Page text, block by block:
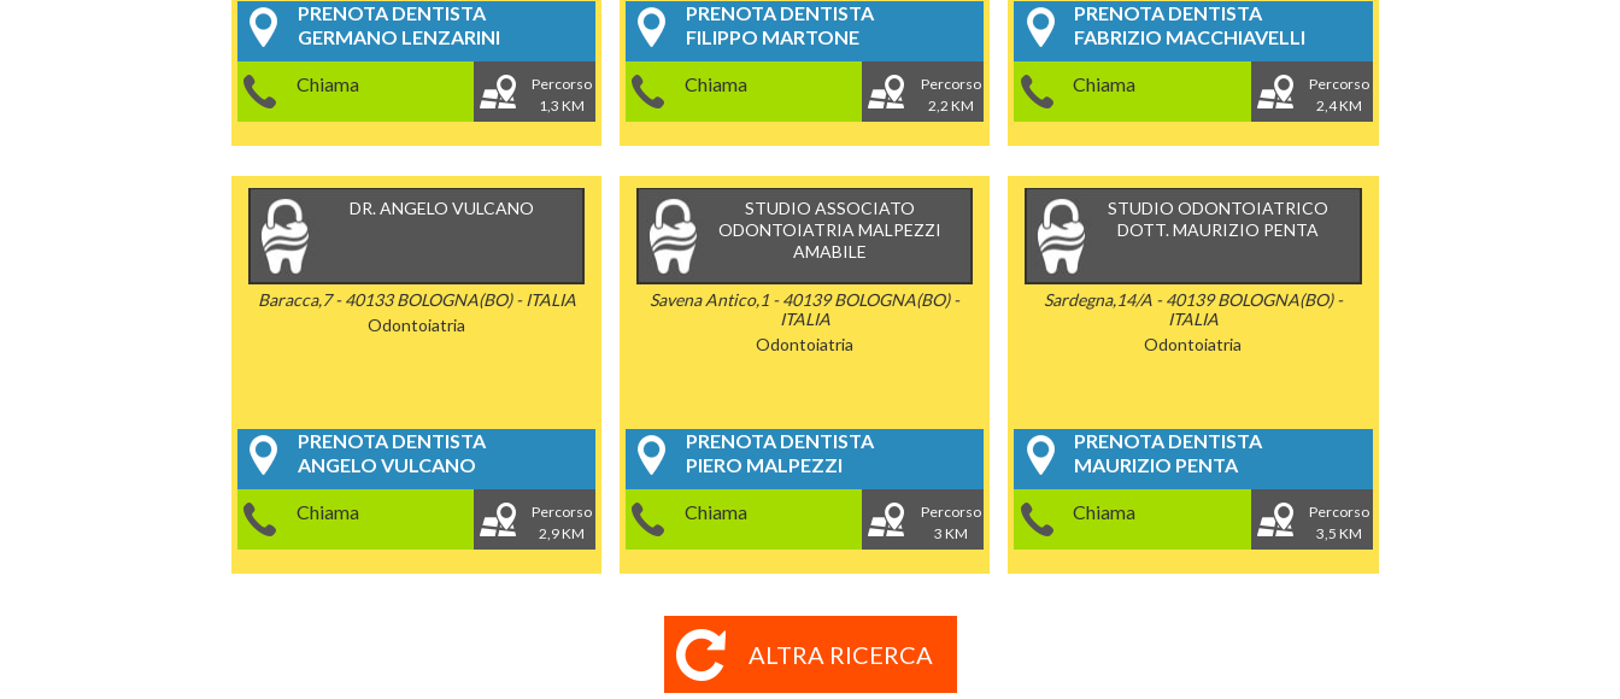
PRENOTA DENTISTA
GERMANO LENZARINI
Chiama
Percorso
1,3 KM
PRENOTA DENTISTA
FILIPPO MARTONE
Chiama
Percorso
2,2 KM
PRENOTA DENTISTA
FABRIZIO MACCHIAVELLI
Chiama
Percorso
2,4 KM
DR. ANGELO VULCANO
Baracca,7 - 40133 BOLOGNA(BO) - ITALIA
Odontoiatria
PRENOTA DENTISTA
ANGELO VULCANO
Chiama
Percorso
2,9 KM
STUDIO ASSOCIATO
ODONTOIATRIA MALPEZZI
AMABILE
Savena Antico,1 - 40139 BOLOGNA(BO) -
ITALIA
Odontoiatria
PRENOTA DENTISTA
PIERO MALPEZZI
Chiama
Percorso
3 KM
STUDIO ODONTOIATRICO
DOTT. MAURIZIO PENTA
Sardegna,14/A - 40139 BOLOGNA(BO) -
ITALIA
Odontoiatria
PRENOTA DENTISTA
MAURIZIO PENTA
Chiama
Percorso
3,5 KM
ALTRA RICERCA